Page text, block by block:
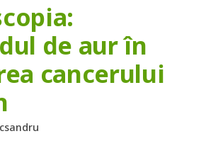
de aur în
cancerului